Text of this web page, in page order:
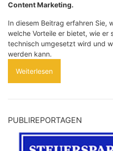
Content Marketing.
In diesem Beitrag erfahren Sie,
welche Vorteile er bietet, wie er
technisch umgesetzt wird und
werden kann.
Weiterlesen
PUBLIREPORTAGEN